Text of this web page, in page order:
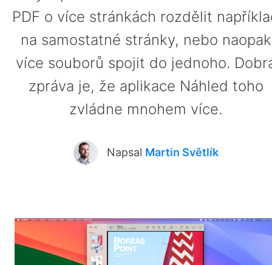
PDF o více stránkách rozdělit
na samostatné stránky, nebo naopak
více souborů spojit do jednoho.
zpráva je, že aplikace Náhled toho
zvládne mnohem více.
Napsal Martin Světlík